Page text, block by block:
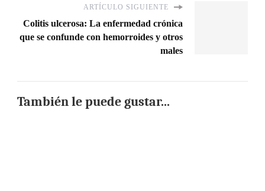
ARTÍCULO SIGUIENTE
Colitis ulcerosa: La enfermedad crónica
que se confunde con hemorroides y otros
males
También le puede gustar...